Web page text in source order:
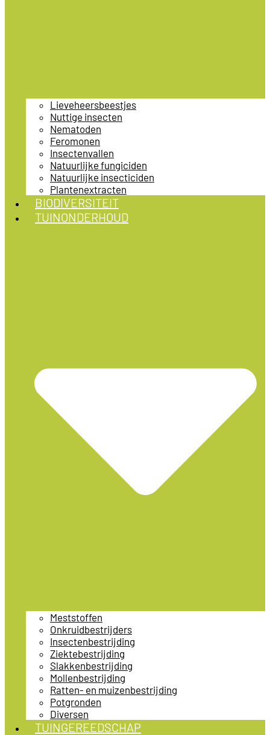
Lieveheersbeestjes
Nuttige insecten
Nematoden
Feromonen
Insectenvallen
Natuurlijke fungiciden
Natuurlijke insecticiden
Plantenextracten
BIODIVERSITEIT
TUINONDERHOUD
Meststoffen
Onkruidbestrijders
Insectenbestrijding
Ziektebestrijding
Slakkenbestrijding
Mollenbestrijding
Ratten- en muizenbestrijding
Potgronden
Diversen
TUINGEREEDSCHAP